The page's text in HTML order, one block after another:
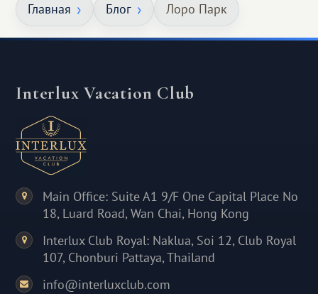
Главная Блог Лоро Парк
Interlux Vacation Club
Main Office: Suite A1 9/F One Capital Place No
18, Luard Road, Wan Chai, Hong Kong
Interlux Club Royal: Naklua, Soi 12, Club Royal
107, Chonburi Pattaya, Thailand
info@interluxclub.com